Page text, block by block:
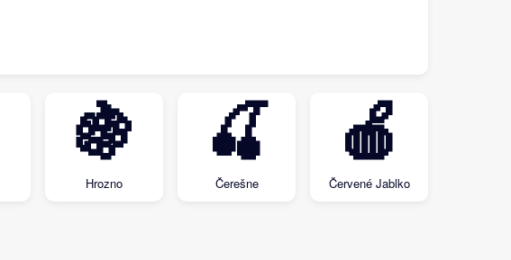
🍇
Hrozno
🍒
Čerešne
🍎
Červené Jablko